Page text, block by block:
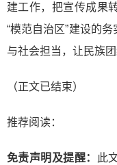
建工作，把宣传成果
“模范自治区”建设的
与社会担当，让民族
（正文已结束）
推荐阅读：
免责声明及提醒：
此